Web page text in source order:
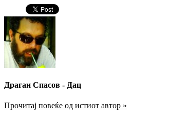
Драган Спасов - Дац
Прочитај повеќе од истиот автор »